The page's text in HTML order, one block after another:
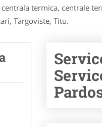
termica, centrale
Targoviste, Titu.